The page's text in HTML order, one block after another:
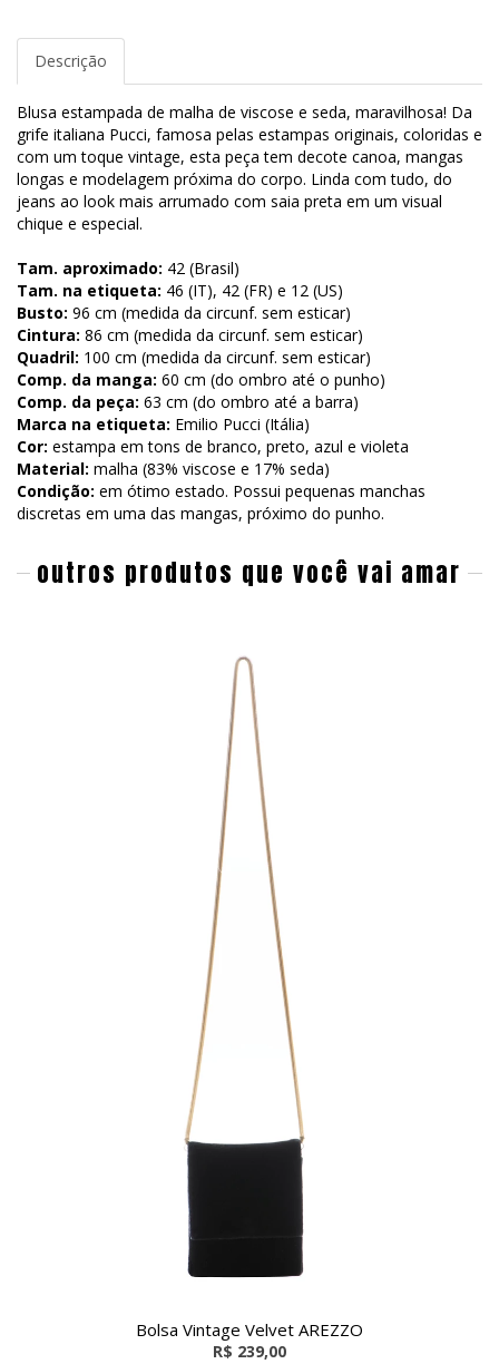
Descrição
Blusa estampada de malha de viscose e seda, maravilhosa! Da
grife italiana Pucci, famosa pelas estampas originais, coloridas e
com um toque vintage, esta peça tem decote canoa, mangas
longas e modelagem próxima do corpo. Linda com tudo, do
jeans ao look mais arrumado com saia preta em um visual
chique e especial.
Tam. aproximado: 42 (Brasil)
Tam. na etiqueta: 46 (IT), 42 (FR) e 12 (US)
Busto: 96 cm (medida da circunf. sem esticar)
Cintura: 86 cm (medida da circunf. sem esticar)
Quadril: 100 cm (medida da circunf. sem esticar)
Comp. da manga: 60 cm (do ombro até o punho)
Comp. da peça: 63 cm (do ombro até a barra)
Marca na etiqueta: Emilio Pucci (Itália)
Cor: estampa em tons de branco, preto, azul e violeta
Material: malha (83% viscose e 17% seda)
Condição: em ótimo estado. Possui pequenas manchas
discretas em uma das mangas, próximo do punho.
outros produtos que você vai amar
Bolsa Vintage Velvet AREZZO
R$ 239,00